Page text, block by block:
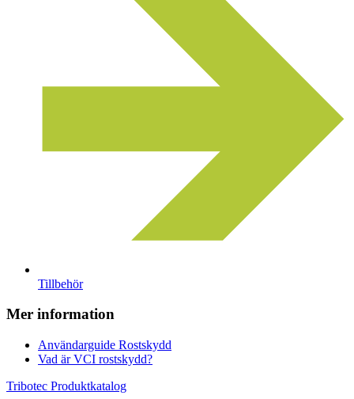
Tillbehör
Mer information
Användarguide Rostskydd
Vad är VCI rostskydd?
Tribotec Produktkatalog